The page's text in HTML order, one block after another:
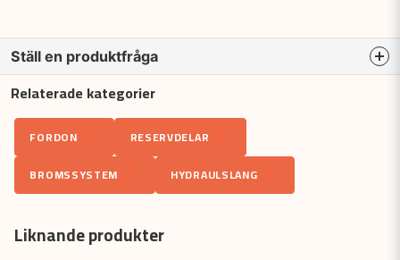
Liknande produkter
Ställ en produktfråga
question
Fråga oss något om denna produkten...
name
Namn
Relaterade kategorier
FORDON
RESERVDELAR
BROMSSYSTEM
HYDRAULSLANG